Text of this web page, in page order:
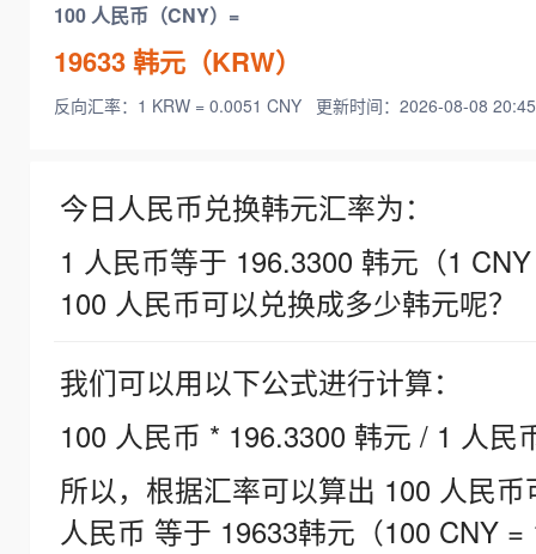
100 人民币（CNY）=
19633韩元（KRW）
反向汇率：1 KRW = 0.0051 CNY 更新时间：2026-08-08
今日人民币兑换韩元汇率为：
1 人民币等于 196.3300 韩元（1
100 人民币可以兑换成多少韩元呢？
我们可以用以下公式进行计算：
100 人民币 * 196.3300 韩元 / 1 人民
所以，根据汇率可以算出 100 人民
人民币 等于 19633韩元（100 CNY =